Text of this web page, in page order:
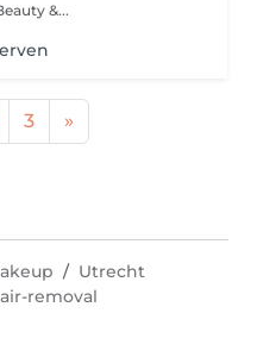
&...
3 »
Utrecht
removal